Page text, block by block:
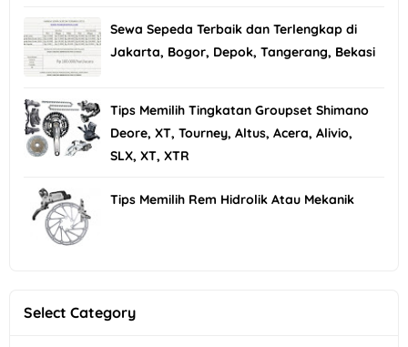
Sewa Sepeda Terbaik dan Terlengkap di
Jakarta, Bogor, Depok, Tangerang, Bekasi
Tips Memilih Tingkatan Groupset Shimano
Deore, XT, Tourney, Altus, Acera, Alivio,
SLX, XT, XTR
Tips Memilih Rem Hidrolik Atau Mekanik
Select Category